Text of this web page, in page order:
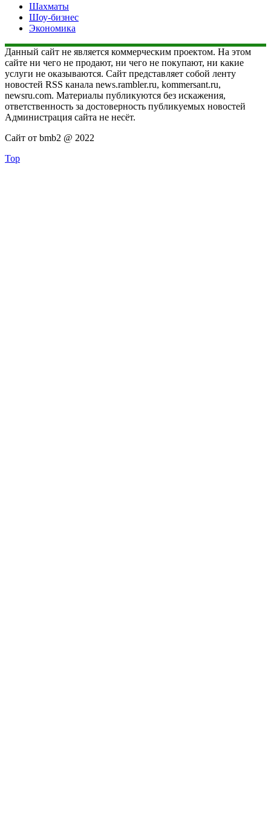
Шахматы
Шоу-бизнес
Экономика
Данный сайт не является коммерческим проектом. На этом
сайте ни чего не продают, ни чего не покупают, ни какие
услуги не оказываются. Сайт представляет собой ленту
новостей RSS канала news.rambler.ru, kommersant.ru,
newsru.com. Материалы публикуются без искажения,
ответственность за достоверность публикуемых новостей
Администрация сайта не несёт.
Сайт от bmb2 @ 2022
Top